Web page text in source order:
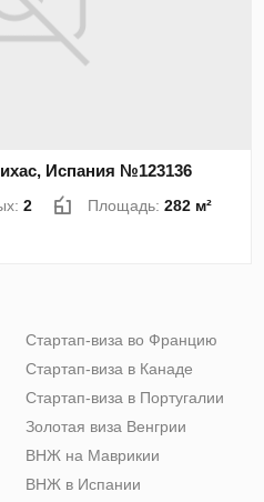
Испания №123136
2 Площадь:282 м²
Стартап-виза во Францию
Стартап-виза в Канаде
Стартап-виза в Португалии
Золотая виза Венгрии
ВНЖ на Маврикии
ВНЖ в Испании